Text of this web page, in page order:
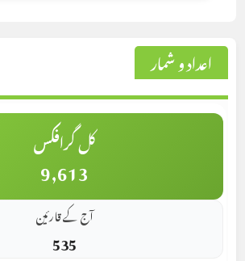
اعداد و شمار
کل گرافکس
9,613
آج کے قارئین
535